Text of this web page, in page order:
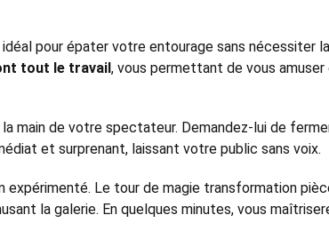
idéal pour épater votre entourage sans nécessiter
tout le travail, vous permettant de vous amuser
main de votre spectateur. Demandez-lui de fermer
et surprenant, laissant votre public sans voix.
expérimenté. Le tour de magie transformation
la galerie. En quelques minutes, vous